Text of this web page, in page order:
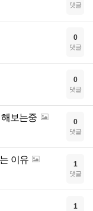
댓글
0
댓글
0
댓글
보는중 0
댓글
이유 1
댓글
1